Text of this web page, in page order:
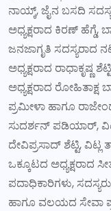
ನಾಯ್ಕ್, ಜೈನ ಬಸದಿ
ಅಧ್ಯಕ್ಷರಾದ ಕಿರಣ್ ಹೆಗ್ಡೆ,
ಜನಜಾಗೃತಿ ಸದಸ್ಯರಾದ
ಅಧ್ಯಕ್ಷರಾದ
ಅಧ್ಯಕ್ಷರಾದ ರೋಹಿತಾಕ್ಷ
ಪ್ರಮೀಳಾ ಹಾಗೂ
ಸುದರ್ಶನ್ ಪಡಿಯಾರ್,
ದೇವಿಪ್ರಸಾದ್ ಶೆಟ್ಟಿ,
ಒಕ್ಕೂಟದ ಅಧ್ಯಕ್ಷರಾದ
ಪದಾಧಿಕಾರಿಗಳು,
ಹಾಗೂ ವಲಯದ ಸೇವಾ